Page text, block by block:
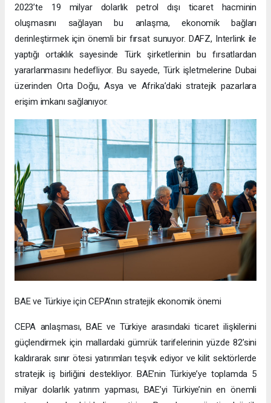
2023’te 19 milyar dolarlık petrol dışı ticaret hacminin
oluşmasını sağlayan bu anlaşma, ekonomik bağları
derinleştirmek için önemli bir fırsat sunuyor. DAFZ, Interlink ile
yaptığı ortaklık sayesinde Türk şirketlerinin bu fırsatlardan
yararlanmasını hedefliyor. Bu sayede, Türk işletmelerine Dubai
üzerinden Orta Doğu, Asya ve Afrika’daki stratejik pazarlara
erişim imkanı sağlanıyor.
BAE ve Türkiye için CEPA’nın stratejik ekonomik önemi
CEPA anlaşması, BAE ve Türkiye arasındaki ticaret ilişkilerini
güçlendirmek için mallardaki gümrük tarifelerinin yüzde 82’sini
kaldırarak sınır ötesi yatırımları teşvik ediyor ve kilit sektörlerde
stratejik iş birliğini destekliyor. BAE’nin Türkiye’ye toplamda 5
milyar dolarlık yatırım yapması, BAE’yi Türkiye’nin en önemli